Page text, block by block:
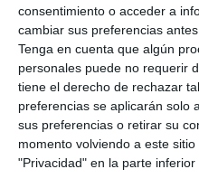
consentimiento o acceder a
cambiar sus preferencias
Tenga en cuenta que algún
personales puede no requerir
tiene el derecho de rechazar
preferencias se aplicarán solo
sus preferencias o retirar su
momento volviendo a este
"Privacidad" en la parte inferior
La última prueba del
domingo 10 de mayo. M.C.